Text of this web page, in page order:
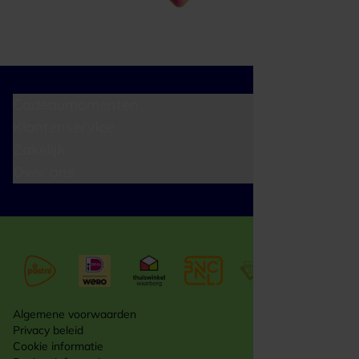
Algemene voorwaarden
Privacy beleid
Cookie informatie